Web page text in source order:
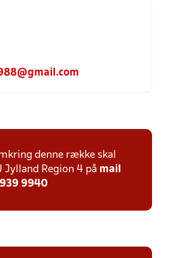
denne række skal
Jylland Region 4 på mail
9940